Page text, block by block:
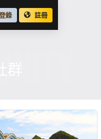
錄 註冊